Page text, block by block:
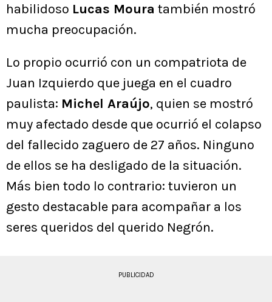
habilidoso Lucas Moura también mostró
mucha preocupación.
Lo propio ocurrió con un compatriota de
Juan Izquierdo que juega en el cuadro
paulista: Michel Araújo, quien se mostró
muy afectado desde que ocurrió el colapso
del fallecido zaguero de 27 años. Ninguno
de ellos se ha desligado de la situación.
Más bien todo lo contrario: tuvieron un
gesto destacable para acompañar a los
seres queridos del querido Negrón.
PUBLICIDAD